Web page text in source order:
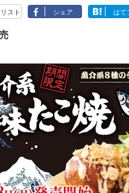
リスト シェア はて